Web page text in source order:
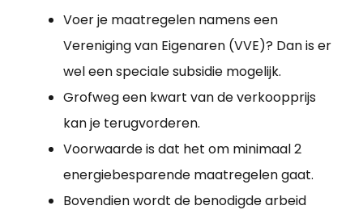
Voer je maatregelen namens een
Vereniging van Eigenaren (VVE)? Dan is er
wel een speciale subsidie mogelijk.
Grofweg een kwart van de verkoopprijs
kan je terugvorderen.
Voorwaarde is dat het om minimaal 2
energiebesparende maatregelen gaat.
Bovendien wordt de benodigde arbeid